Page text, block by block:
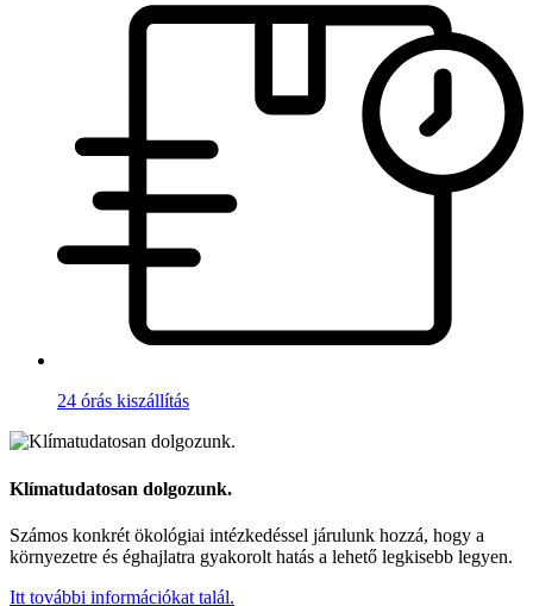
24 órás kiszállítás
Klímatudatosan dolgozunk.
Számos konkrét ökológiai intézkedéssel járulunk hozzá, hogy a
környezetre és éghajlatra gyakorolt hatás a lehető legkisebb legyen.
Itt további információkat talál.